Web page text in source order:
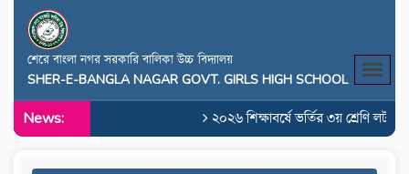
শেরে বাংলা নগর সরকারি বালিকা উচ্চ বিদ্যালয়
SHER-E-BANGLA NAGAR GOVT. GIRLS HIGH SCHOOL
News: ২০২৬ শিক্ষাবর্ষে ভর্তির ৩য় শ্রেণি